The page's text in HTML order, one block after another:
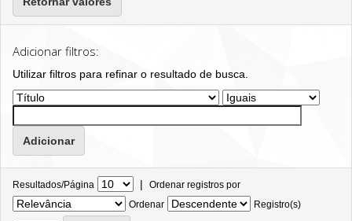
Adicionar filtros:
Utilizar filtros para refinar o resultado de busca.
Resultados/Página | Ordenar registros por
Ordenar
Registro(s)